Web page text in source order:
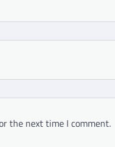
the next time I comment.